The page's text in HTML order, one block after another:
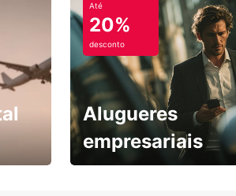
Até
20%
desconto
Alugueres
empresariais